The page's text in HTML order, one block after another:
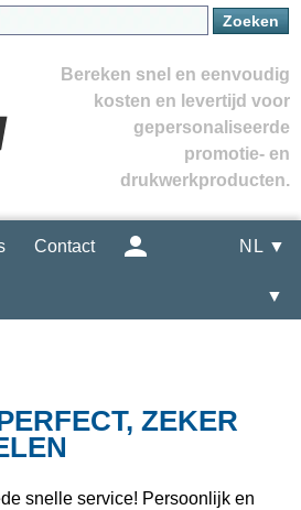
Bereken snel en eenvoudig
kosten en levertijd voor
gepersonaliseerde
promotie- en
drukwerkproducten.
Contact NL ▼
▼
ZEKER
snelle service! Persoonlijk en